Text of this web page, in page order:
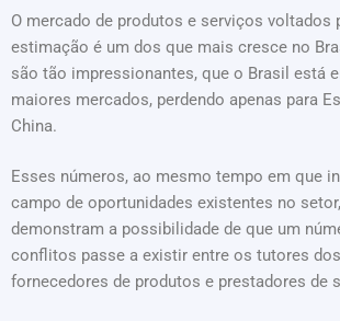
O mercado de produtos e serviços voltados
estimação é um dos que mais cresce no
são tão impressionantes, que o Brasil está
maiores mercados, perdendo apenas para
China.
Esses números, ao mesmo tempo em que
campo de oportunidades existentes no
demonstram a possibilidade de que um
conflitos passe a existir entre os tutores
fornecedores de produtos e prestadores de